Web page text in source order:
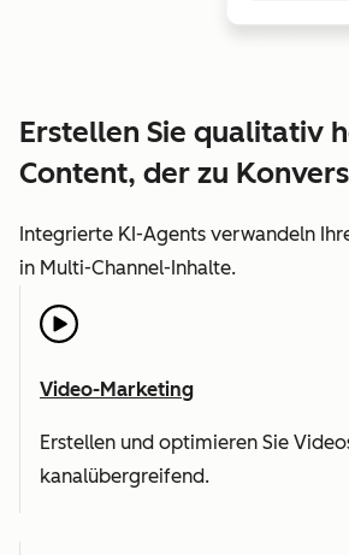
Erstellen Sie qualitativ
Content, der zu
Integrierte KI-Agents verwandeln
in Multi-Channel-Inhalte.
Video-Marketing
Erstellen und optimieren Sie
kanalübergreifend.